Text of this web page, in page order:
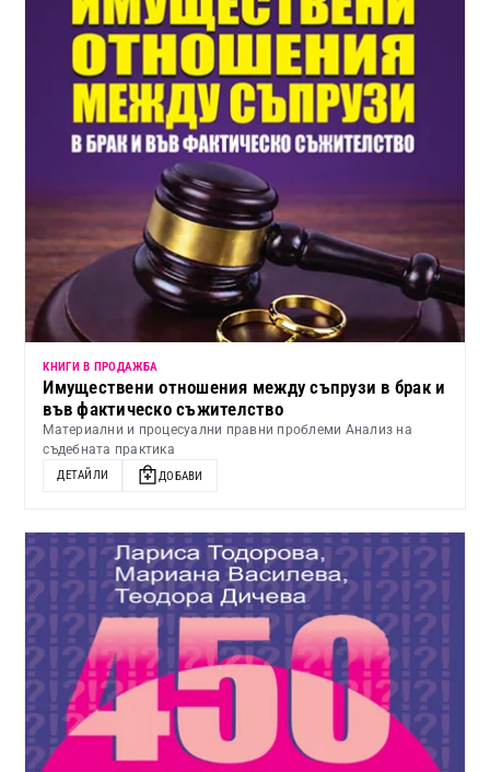
КНИГИ В ПРОДАЖБА
Имуществени отношения между съпрузи в брак и
във фактическо съжителство
Материални и процесуални правни проблеми Анализ на
съдебната практика
ДЕТАЙЛИ ДОБАВИ